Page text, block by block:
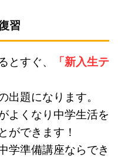
習
とすぐ、
「新入生テ
出題になります。
よくなり中学生活を
ができます！
学準備講座ならでき